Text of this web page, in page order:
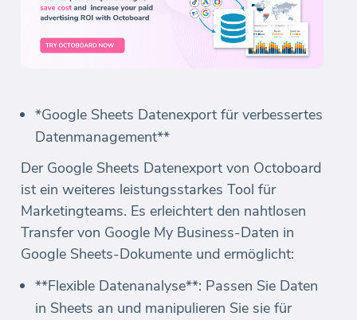
*Google Sheets Datenexport für verbessertes
Datenmanagement**
Der Google Sheets Datenexport von Octoboard
ist ein weiteres leistungsstarkes Tool für
Marketingteams. Es erleichtert den nahtlosen
Transfer von Google My Business-Daten in
Google Sheets-Dokumente und ermöglicht:
**Flexible Datenanalyse**: Passen Sie Daten
in Sheets an und manipulieren Sie sie für